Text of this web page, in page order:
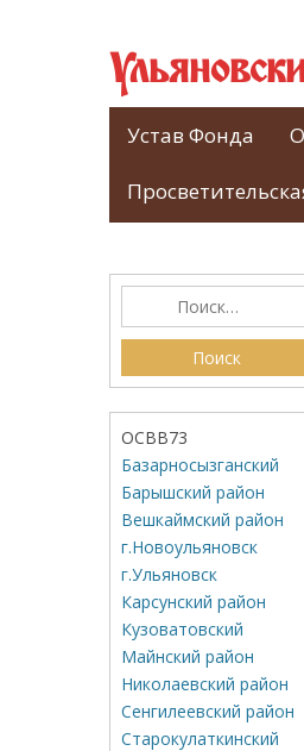
Устав Фонда
ОСВВ73
Базарносызганский
Барышский район
Вешкаймский район
г.Новоульяновск
г.Ульяновск
Карсунский район
Кузоватовский
Майнский район
Николаевский район
Сенгилеевский район
Старокулаткинский